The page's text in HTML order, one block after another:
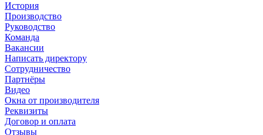
История
Производство
Руководство
Команда
Вакансии
Написать директору
Сотрудничество
Партнёры
Видео
Окна от производителя
Реквизиты
Договор и оплата
Отзывы